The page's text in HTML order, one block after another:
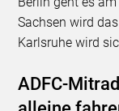
Sachsen wird
Karlsruhe wird
ADFC-